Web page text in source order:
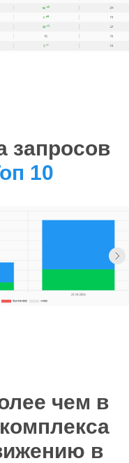
запросов
10
чем в
в